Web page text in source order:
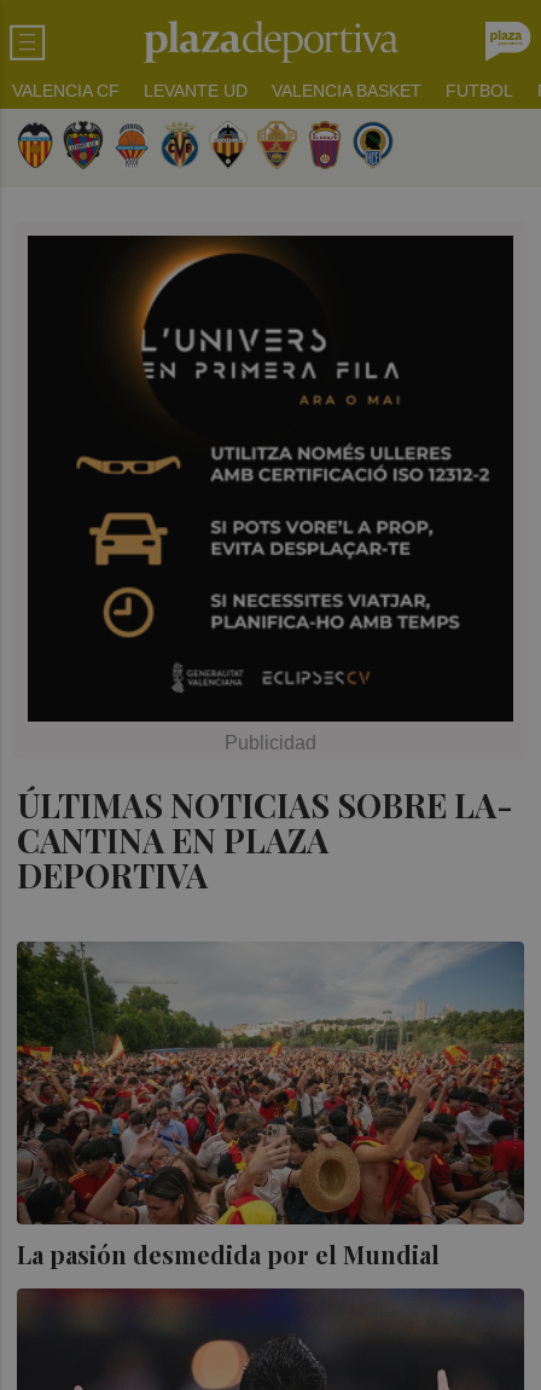
VALENCIA CF LEVANTE UD VALENCIA BASKET FUTBOL
ÚLTIMAS NOTICIAS SOBRE LA-
CANTINA EN PLAZA
DEPORTIVA
La pasión desmedida por el Mundial